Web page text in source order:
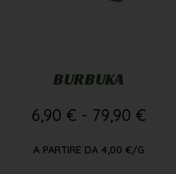
BURBUKA
6,90 € - 79,90 €
A PARTIRE DA 4,00 €/G